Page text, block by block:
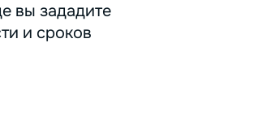
вы зададите
и сроков